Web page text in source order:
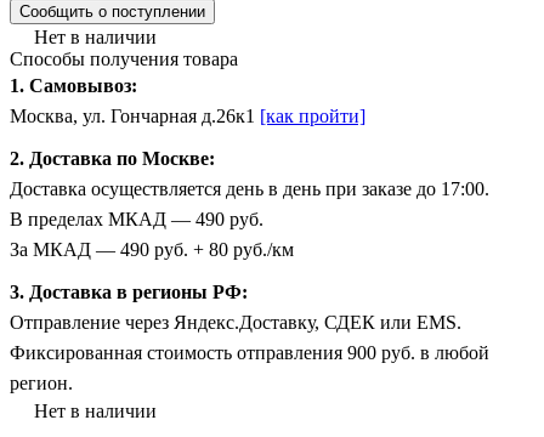
Сообщить о поступлении
Нет в наличии
Способы получения товара
1. Самовывоз:
Москва, ул. Гончарная д.26к1 [как пройти]
2. Доставка по Москве:
Доставка осуществляется день в день при заказе до 17:00.
В пределах МКАД — 490 руб.
За МКАД — 490 руб. + 80 руб./км
3. Доставка в регионы РФ:
Отправление через Яндекс.Доставку, СДЕК или EMS.
Фиксированная стоимость отправления 900 руб. в любой
регион.
Нет в наличии